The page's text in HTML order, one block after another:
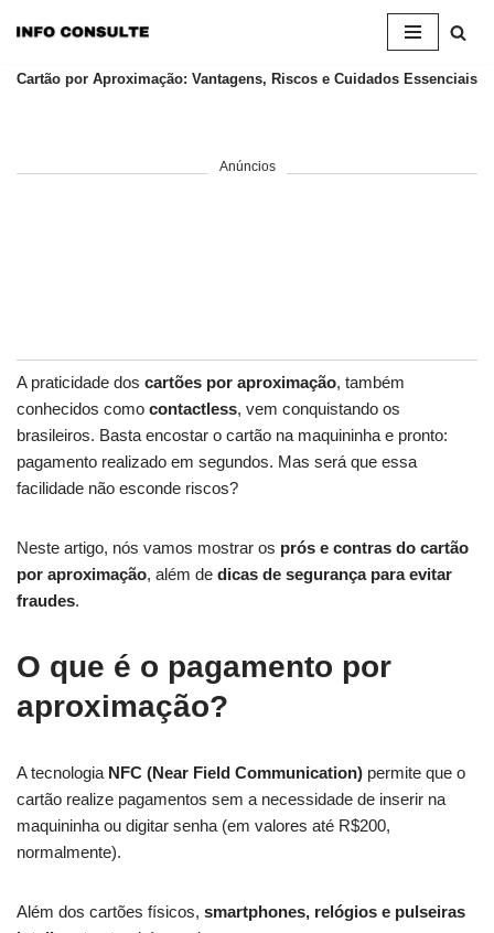
para
Cartão por Aproximação: Vantagens, Riscos e Cuidados Essenciais
Anúncios
A praticidade dos cartões por aproximação, também
conhecidos como contactless, vem conquistando os
brasileiros. Basta encostar o cartão na maquininha e pronto:
pagamento realizado em segundos. Mas será que essa
facilidade não esconde riscos?
Neste artigo, nós vamos mostrar os prós e contras do cartão
por aproximação, além de dicas de segurança para evitar
fraudes.
O que é o pagamento por
aproximação?
A tecnologia NFC (Near Field Communication) permite que o
cartão realize pagamentos sem a necessidade de inserir na
maquininha ou digitar senha (em valores até R$200,
normalmente).
Além dos cartões físicos, smartphones, relógios e pulseiras